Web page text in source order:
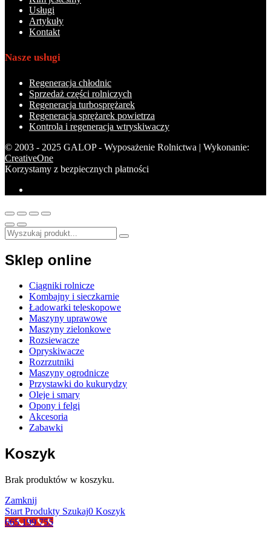
Usługi
Artykuły
Kontakt
Nasze usługi
Regeneracja chłodnic
Sprzedaż części rolniczych
Regeneracja turbosprężarek
Regeneracja sprężarek powietrza
Kontrola i regeneracja wtryskiwaczy
© 2003 - 2025 GALOP - Wyposażenie Rolnictwa | Wykonanie:
CreativeOne
Korzystamy z bezpiecznych płatności
Sklep online
Ciągniki rolnicze
Kombajny i sieczkarnie
Ładowarki teleskopowe
Maszyny uprawowe
Maszyny zielonkowe
Rozsiewacze
Opryskiwacze
Rozrzutniki
Maszyny ogrodnicze
Przystawki do kukurydzy
Oleje i smary
Opony i felgi
Akcesoria
Zabawki
Koszyk
Brak produktów w koszyku.
Zamknij
Start Produkty Szukaj0 Koszyk
665 199 755